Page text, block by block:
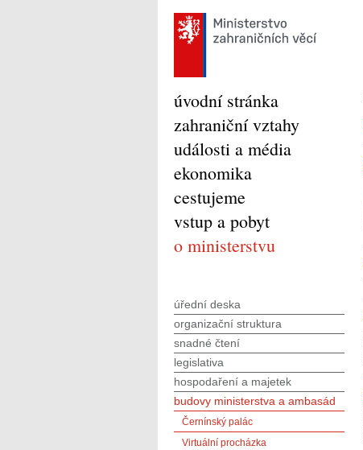
úvodní stránka
zahraniční vztahy
události a média
ekonomika
cestujeme
vstup a pobyt
o ministerstvu
úřední deska
organizační struktura
snadné čtení
legislativa
hospodaření a majetek
budovy ministerstva a ambasád
Černínský palác
Virtuální procházka